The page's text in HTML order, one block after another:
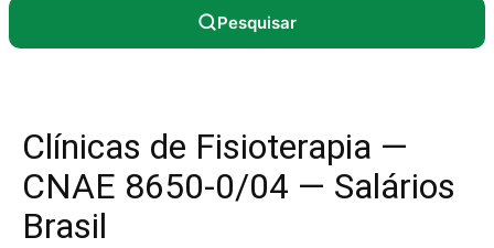
Pesquisar
Clínicas de Fisioterapia —
CNAE 8650-0/04 — Salários
Brasil